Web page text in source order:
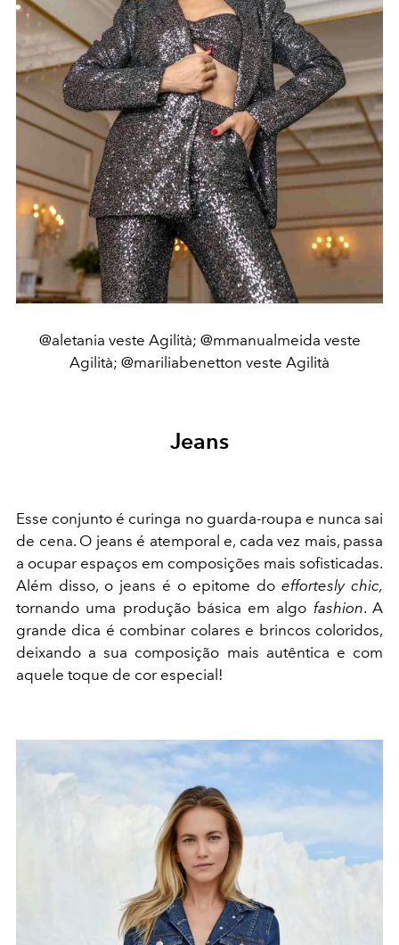
@aletania veste Agilità; @mmanualmeida veste
Agilità; @mariliabenetton veste Agilità
Jeans
Esse conjunto é curinga no guarda-roupa e nunca sai
de cena. O jeans é atemporal e, cada vez mais, passa
a ocupar espaços em composições mais sofisticadas.
Além disso, o jeans é o epitome do effortesly chic,
tornando uma produção básica em algo fashion. A
grande dica é combinar colares e brincos coloridos,
deixando a sua composição mais autêntica e com
aquele toque de cor especial!